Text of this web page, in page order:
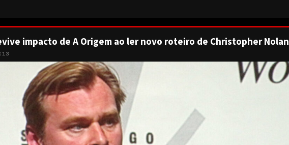
impacto de A Origem ao ler novo roteiro de Christopher Nolan